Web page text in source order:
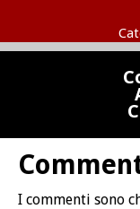
I commenti sono